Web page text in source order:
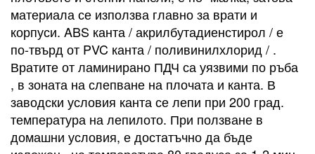
материала се използва главно за врати и
корпуси. ABS канта / акрилбутадиенстирол / е
по-твърд от PVC канта / поливинилхлорид / .
Вратите от ламинирано ПДЧ са уязвими по ръба
, в зоната на слепване на плочата и канта. В
заводски условия канта се лепи при 200 град.
температура на лепилото. При ползване в
домашни условия, е достатъчно да бъде